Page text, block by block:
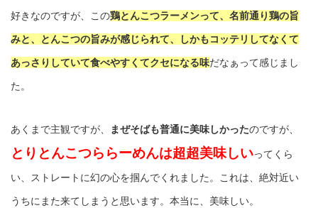
好きなのですが、この鶏とんこつラーメンって、名前通り鶏の旨
みと、とんこつの旨みが感じられて、しかもコッテリしてなくて
あっさりしていて食べやすくてクセになる味だなぁって感じまし
た。
あくまで主観ですが、 まぜそばも普通に美味しかったのですが、
とりとんこつららーめんは超超美味しいってくら
い、ストレートに幻の心を掴んでくれました。これは、絶対近い
うちにまた来てしまうと思います。本当に、美味しい。